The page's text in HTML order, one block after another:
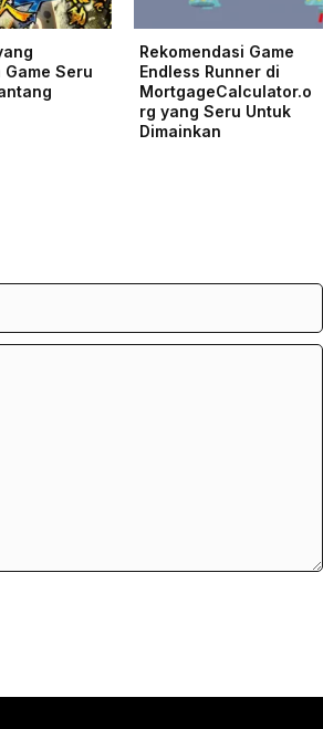
Seru
Rekomendasi Game
Endless Runner di
MortgageCalculator.o
rg yang Seru Untuk
Dimainkan